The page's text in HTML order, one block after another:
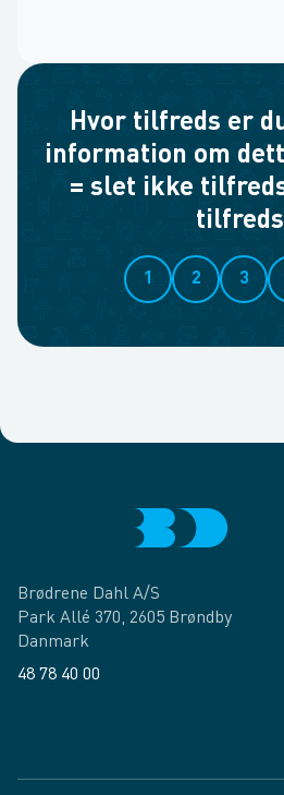
Hvor tilfreds er
information om
= slet ikke
1 2 3
Brødrene Dahl A/S
Park Allé 370, 2605 Brøndby
Danmark
48 78 40 00